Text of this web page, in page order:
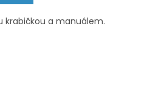
krabičkou a manuálem.